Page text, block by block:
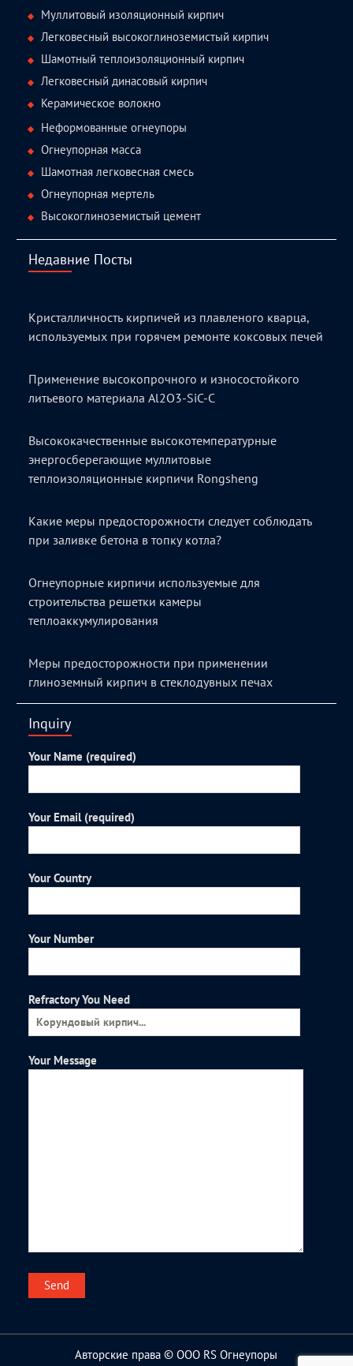
Муллитовый изоляционный кирпич
Легковесный высокоглиноземистый кирпич
Шамотный теплоизоляционный кирпич
Легковесный динасовый кирпич
Керамическое волокно
Неформованные огнеупоры
Огнеупорная масса
Шамотная легковесная смесь
Огнеупорная мертель
Высокоглиноземистый цемент
Недавние Посты
Кристалличность кирпичей из плавленого кварца,
используемых при горячем ремонте коксовых печей
Применение высокопрочного и износостойкого
литьевого материала Al2O3-SiC-C
Высококачественные высокотемпературные
энергосберегающие муллитовые
теплоизоляционные кирпичи Rongsheng
Какие меры предосторожности следует соблюдать
при заливке бетона в топку котла?
Огнеупорные кирпичи используемые для
строительства решетки камеры
теплоаккумулирования
Меры предосторожности при применении
глиноземный кирпич в стеклодувных печах
Inquiry
Your Name (required)
Your Email (required)
Your Country
Your Number
Refractory You Need
Your Message
Авторские права © ООО RS Огнеупоры